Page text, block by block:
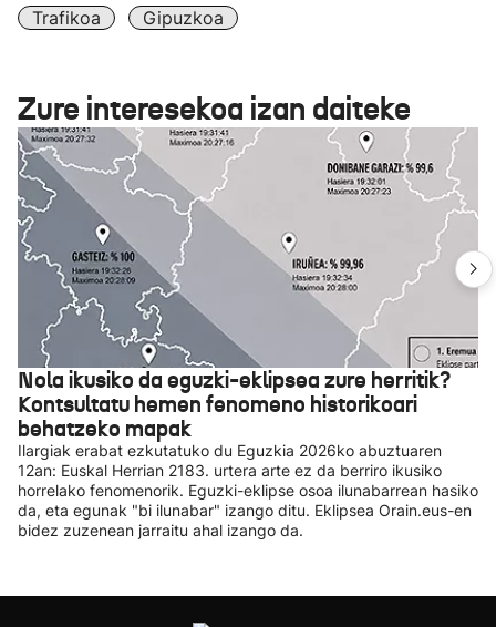
Trafikoa
Gipuzkoa
Zure interesekoa izan daiteke
Nola ikusiko da eguzki-eklipsea zure herritik?
Kontsultatu hemen fenomeno historikoari
behatzeko mapak
Ilargiak erabat ezkutatuko du Eguzkia 2026ko abuztuaren
12an: Euskal Herrian 2183. urtera arte ez da berriro ikusiko
horrelako fenomenorik. Eguzki-eklipse osoa ilunabarrean hasiko
da, eta egunak "bi ilunabar" izango ditu. Eklipsea Orain.eus-en
bidez zuzenean jarraitu ahal izango da.